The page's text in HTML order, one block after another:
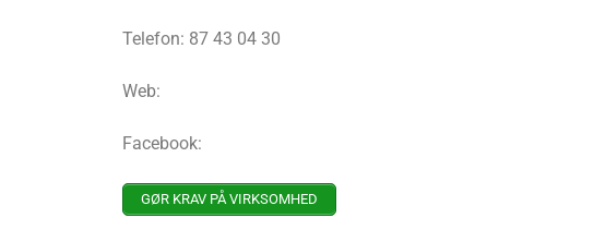
Telefon: 87 43 04 30
Web:
Facebook:
GØR KRAV PÅ VIRKSOMHED